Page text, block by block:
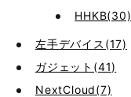
HHKB(30)
左手デバイス(17)
ガジェット(41)
NextCloud(7)